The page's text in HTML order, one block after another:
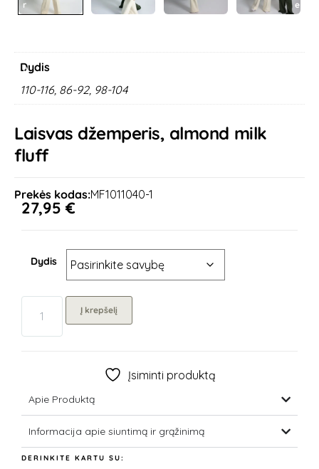
r
e
o
u
e
x
Dydis
110-116, 86-92, 98-104
Laisvas džemperis, almond milk
fluff
Prekės kodas:MF1011040-1
27,95€
Dydis
Į krepšelį
Įsiminti produktą
Apie Produktą
Informacija apie siuntimą ir grąžinimą
DERINKITE KARTU SU: